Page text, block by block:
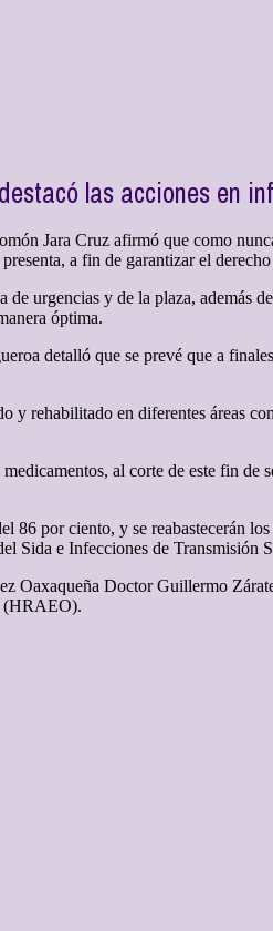
las acciones en
Jara Cruz afirmó que como
a fin de garantizar el
urgencias y de la plaza,
óptima.
detalló que se prevé que a
rehabilitado en diferentes áreas
al corte de este fin
por ciento, y se reabastecerán
Sida e Infecciones de
Oaxaqueña Doctor Guillermo
(HRAEO).